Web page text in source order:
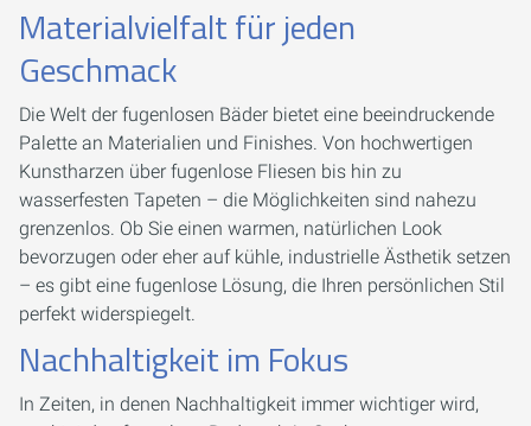
Materialvielfalt für jeden
Geschmack
Die Welt der fugenlosen Bäder bietet eine beeindruckende
Palette an Materialien und Finishes. Von hochwertigen
Kunstharzen über fugenlose Fliesen bis hin zu
wasserfesten Tapeten – die Möglichkeiten sind nahezu
grenzenlos. Ob Sie einen warmen, natürlichen Look
bevorzugen oder eher auf kühle, industrielle Ästhetik setzen
– es gibt eine fugenlose Lösung, die Ihren persönlichen Stil
perfekt widerspiegelt.
Nachhaltigkeit im Fokus
In Zeiten, in denen Nachhaltigkeit immer wichtiger wird,